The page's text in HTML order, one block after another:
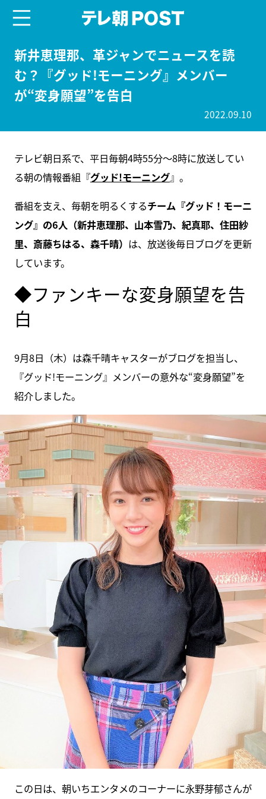
新井恵理那、革ジャンでニュースを読
む？『グッド!モーニング』メンバー
が“変身願望”を告白
2022.09.10
テレビ朝日系で、平日毎朝4時55分～8時に放送してい
る朝の情報番組『グッド!モーニング』。
番組を支え、毎朝を明るくするチーム『グッド！モーニ
ング』の6人（新井恵理那、山本雪乃、紀真耶、住田紗
里、斎藤ちはる、森千晴） は、放送後毎日ブログを更新
しています。
◆ファンキーな変身願望を告
白
9月8日（木）は森千晴キャスターがブログを担当し、
『グッド!モーニング』メンバーの意外な“変身願望”を
紹介しました。
この日は、朝いちエンタメのコーナーに永野芽郁さんが